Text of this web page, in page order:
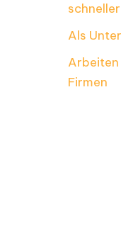
Als
Arbeiten
Firmen